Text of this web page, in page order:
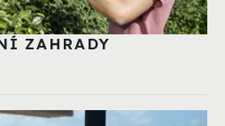
ZAHRADY